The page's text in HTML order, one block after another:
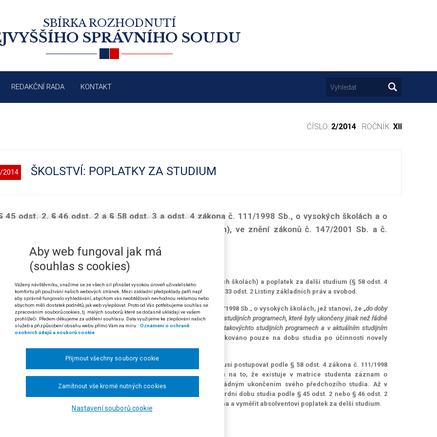
SBÍRKA ROZHODNUTÍ
SPRÁVNÍHO SOUDU
REDAKČNÍ RADA KONTAKT
ČÍSLO: 2/2014 · ROČNÍK: XII
2014 ŠKOLSTVÍ: POPLATKY ZA STUDIUM
45 odst. 2, § 46 odst. 2 a § 58 odst. 3 a odst. 4 zákona č. 111/1998 Sb., o vysokých školách a o
a doplnění dalších zákonů (zákon o vysokých školách), ve znění zákonů č. 147/2001 Sb. a č.
Sb.
33 odst. 2 Listiny základních práv a svobod
za delší studium (§ 58 odst. 3 zákona č. 111/1998 Sb., o vysokých školách) a poplatek za další studium (§ 58 odst. 4
jsou ústavně přípustnými omezeními základního práva podle čl. 33 odst. 2 Listiny základních práv a svobod.
zakotvené v § 58 odst. 3 v části věty za středníkem zákona č. 111/1998 Sb., o vysokých školách, jež stanoví, že „do doby
započtou též doby všech předchozích studií v bakalářských a magisterských studijních programech, které byly ukončeny jinak než řádně
45 odst. 3 nebo § 46 odst. 3, přičemž období, ve kterém student studoval v takovýchto studijních programech a v aktuálním studijním
souběžně, se do doby studia započítávají pouze jednou
“, může být aplikováno pouze na dobu studia po účinnosti novely
zákonem č. 147/2001 Sb.
Vyměřuje-li veřejná vysoká škola absolventovi poplatek za studium, musí postupovat podle § 58 odst. 4 zákona č. 111/1998
vysokých školách, a vyměřit poplatek za další studium, bez ohledu na to, že existuje v matrice studenta záznam o
studiích ukončených jinak než řádně, v nichž studoval před řádným ukončením svého předchozího studia. Až v
kdy celková doba studia absolventa v dalším studiu přesáhne standardní dobu studia podle § 45 odst. 2 nebo § 46 odst. 2
o vysokých školách, lze postupovat podle § 58 odst. 3 citovaného zákona a vyměřit absolventovi poplatek za delší studium.
Nejvyššího správního soudu ze dne 29. 8. 2013, čj. 7 As 46/2013-34)
Aby web fungoval jak má
(souhlas s cookies)
Vážený návštěvníku, snažíme se ze všech sil přinášet vysokou úroveň uživatelského
komfortu při používání našich webových stránek. Mezi základní předpoklady patří např.
aby správně fungovalo vyhledávání, abychom vás neobtěžovali nevhodnou reklamou nebo
abychom měli dostatek podnětů, jak web vylepšovat. Proto od Vás potřebujeme souhlas se
zpracováním souborů cookies, tj. malých souborů, které se dočasně ukládají ve vašem
prohlížeči. Předem děkujeme za udělení souhlasu. Data využijeme ke zlepšování našich
služeb a přizpůsobení obsahu webu přímo Vám na míru.
Oznámení o ochraně
osobních údajů a souborů cookie
Nastavení souborů cookie
Zamítnout vše kromě nutných cookies
Přijmout všechny soubory cookie